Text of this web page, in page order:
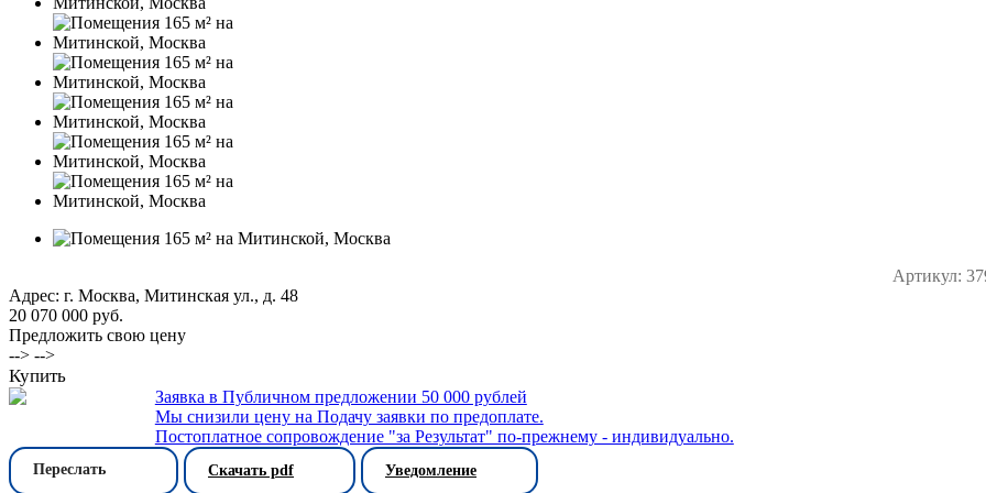
Артикул:
Адрес: г. Москва, Митинская ул., д. 48
20 070 000 руб.
Предложить свою цену
--> -->
Купить
Заявка в Публичном предложении 50 000 рублей
Мы снизили цену на Подачу заявки по предоплате.
Постоплатное сопровождение "за Результат" по-прежнему - индивидуально.
Переслать Скачать pdf Уведомление